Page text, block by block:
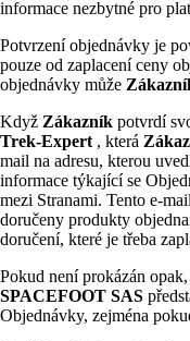
informace nezbytné pro
Potvrzení objednávky je
pouze od zaplacení ceny
objednávky může
Když Zákazník potvrdí
Trek-Expert , která
mail na adresu, kterou
informace týkající se
mezi Stranami. Tento e-
doručeny produkty
doručení, které je třeba
Pokud není prokázán
SPACEFOOT SAS
Objednávky, zejména